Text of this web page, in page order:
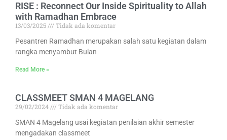
RISE : Reconnect Our Inside Spirituality to Allah
with Ramadhan Embrace
13/03/2025
Tidak ada komentar
Pesantren Ramadhan merupakan salah satu kegiatan dalam
rangka menyambut Bulan
Read More »
CLASSMEET SMAN 4 MAGELANG
29/02/2024
Tidak ada komentar
SMAN 4 Magelang usai kegiatan penilaian akhir semester
mengadakan classmeet